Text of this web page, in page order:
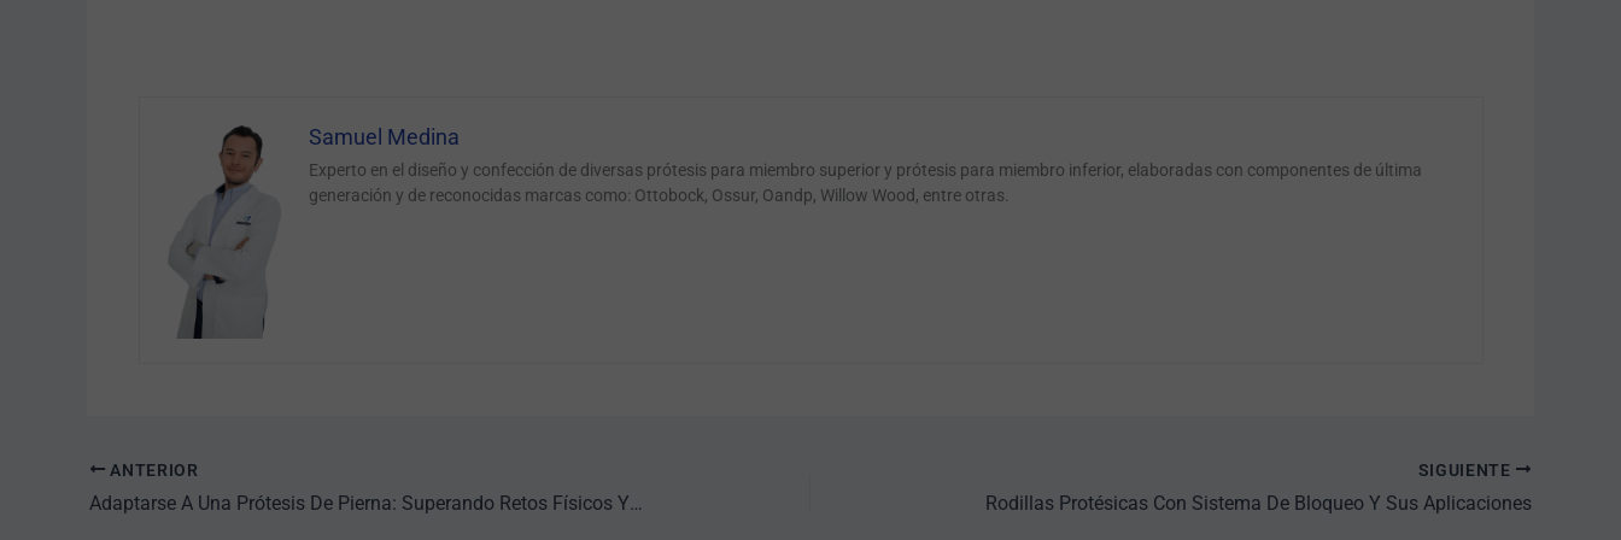
Samuel Medina
Experto en el diseño y confección de diversas prótesis para miembro superior y prótesis para miembro inferior, elaboradas con componentes de última
generación y de reconocidas marcas como: Ottobock, Ossur, Oandp, Willow Wood, entre otras.
ANTERIOR
Adaptarse A Una Prótesis De Pierna: Superando Retos Físicos Y Emocionales
SIGUIENTE
Rodillas Protésicas Con Sistema De Bloqueo Y Sus Aplicaciones